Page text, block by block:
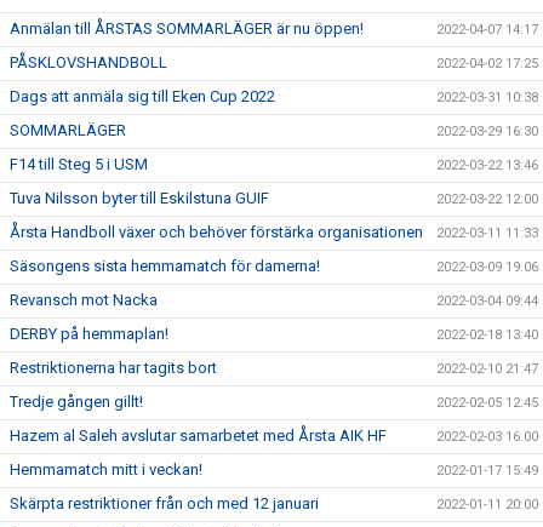
Anmälan till ÅRSTAS SOMMARLÄGER är nu öppen! 2022-04-07 14:17
PÅSKLOVSHANDBOLL 2022-04-02 17:25
Dags att anmäla sig till Eken Cup 2022 2022-03-31 10:38
SOMMARLÄGER 2022-03-29 16:30
F14 till Steg 5 i USM 2022-03-22 13:46
Tuva Nilsson byter till Eskilstuna GUIF 2022-03-22 12:00
Årsta Handboll växer och behöver förstärka organisationen 2022-03-11 11:33
Säsongens sista hemmamatch för damerna! 2022-03-09 19:06
Revansch mot Nacka 2022-03-04 09:44
DERBY på hemmaplan! 2022-02-18 13:40
Restriktionerna har tagits bort 2022-02-10 21:47
Tredje gången gillt! 2022-02-05 12:45
Hazem al Saleh avslutar samarbetet med Årsta AIK HF 2022-02-03 16:00
Hemmamatch mitt i veckan! 2022-01-17 15:49
Skärpta restriktioner från och med 12 januari 2022-01-11 20:00